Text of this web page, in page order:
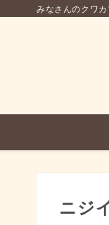
みなさんのクワ
ニジ